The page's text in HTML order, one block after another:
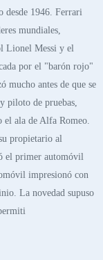
desde 1946. Ferrari
mundiales,
Lionel Messi y el
por el "barón rojo"
mucho antes de que se
piloto de pruebas,
el ala de Alfa Romeo.
propietario al
el primer automóvil
impresionó con
La novedad supuso